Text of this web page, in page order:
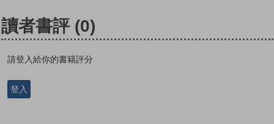
讀者書評 (0)
請登入給你的書籍評分
登入